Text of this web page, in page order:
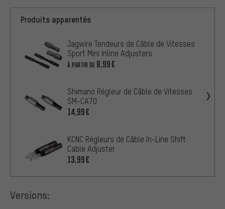
Produits apparentés
Jagwire Tendeurs de Câble de Vitesses
Sport Mini Inline Adjusters
À PARTIR DE 8,99€
Shimano Régleur de Câble de Vitesses
SM-CA70
14,99€
KCNC Régleurs de Câble In-Line Shift
Cable Adjuster
13,99€
Versions: